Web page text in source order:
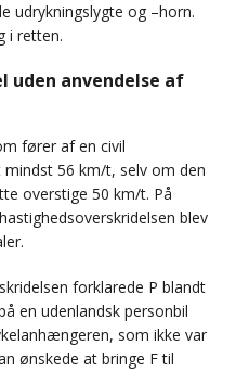
udrykningslygte og –horn.
i retten.
uden anvendelse af
fører af en civil
56 km/t, selv om den
overstige 50 km/t. På
blev
forklarede P blandt
en udenlandsk personbil
som ikke var
ønskede at bringe F til